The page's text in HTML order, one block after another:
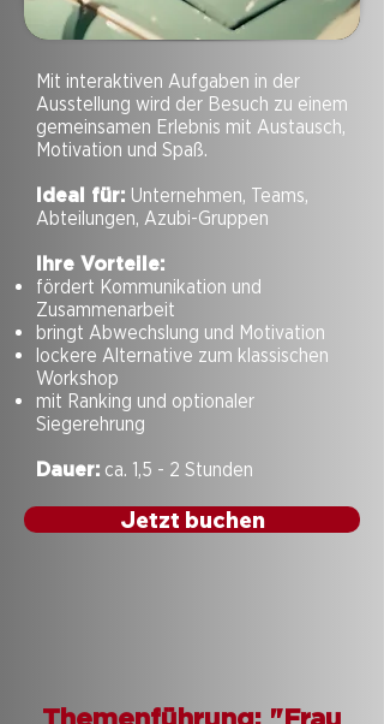
Mit interaktiven Aufgaben in der
Ausstellung wird der Besuch zu einem
gemeinsamen Erlebnis mit Austausch,
Motivation und Spaß.
Ideal für: Unternehmen, Teams,
Abteilungen, Azubi-Gruppen
Ihre Vorteile:
fördert Kommunikation und
Zusammenarbeit
bringt Abwechslung und Motivation
lockere Alternative zum klassischen
Workshop
mit Ranking und optionaler
Siegerehrung
Dauer: ca. 1,5 - 2 Stunden
Jetzt buchen
Themenführung: "Frau